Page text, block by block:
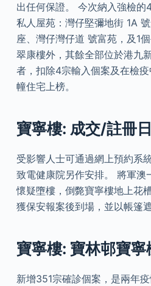
出任何保證。 今次納入強檢
私人屋苑：灣仔堅彌地街 1A
座、灣仔灣仔道 號富苑，及1
翠康樓外，其餘全部位於港九
者，扣除4宗輸入個案及在檢
幢住宅上榜。
寶寧樓: 成交/註冊
受影響人士可通過網上預約系
致電健康院另作安排。 將軍澳
懷疑墮樓，倒斃寶寧樓地上花
獲保安報案後到場，並以帳篷
寶寧樓: 寶林邨寶寧
新增351宗確診個案，是兩年